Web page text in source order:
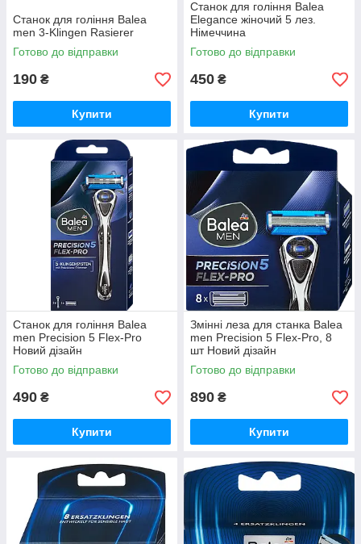
Станок для гоління Balea
men 3-Klingen Rasierer
Готово до відправки
190 ₴
Купити
Станок для гоління Balea
Elegance жіночий 5 лез.
Німеччина
Готово до відправки
450 ₴
Купити
Станок для гоління Balea
men Precision 5 Flex-Pro
Новий дізайн
Готово до відправки
490 ₴
Купити
Змінні леза для станка Balea
men Precision 5 Flex-Pro, 8
шт Новий дізайн
Готово до відправки
890 ₴
Купити